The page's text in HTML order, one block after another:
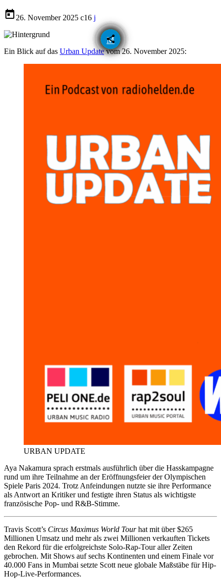
today26. November 2025 16
share
email
Ein Blick auf das Urban Updatevom 26. November 2025:
URBAN UPDATE
Aya Nakamura sprach erstmals ausführlich über die Hasskampagne
rund um ihre Teilnahme an der Eröffnungsfeier der Olympischen
Spiele Paris 2024. Trotz Anfeindungen nutzte sie ihre Performance
als Antwort an Kritiker und festigte ihren Status als wichtigste
französische Pop- und R&B-Stimme.
Travis Scott’s Circus Maximus World Tourhat mit über $265
Millionen Umsatz und mehr als zwei Millionen verkauften Tickets
den Rekord für die erfolgreichste Solo-Rap-Tour aller Zeiten
gebrochen. Mit Shows auf sechs Kontinenten und einem Finale vor
40.000 Fans in Mumbai setzte Scott neue globale Maßstäbe für Hip-
Hop-Live-Performances.